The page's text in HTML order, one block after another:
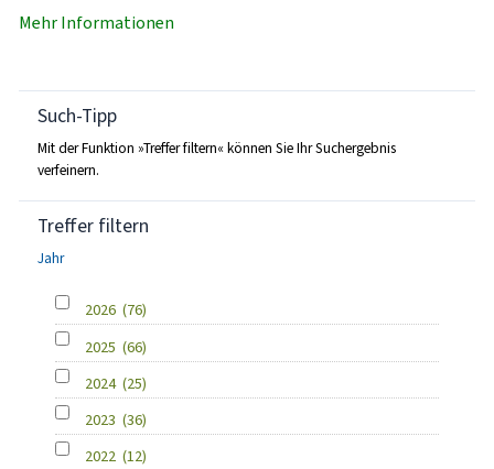
Mehr Informationen
Such-Tipp
Mit der Funktion »Treffer filtern« können Sie Ihr Suchergebnis
verfeinern.
Treffer filtern
Jahr
2026 (76)
2025 (66)
2024 (25)
2023 (36)
2022 (12)